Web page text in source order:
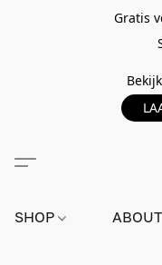
Gratis
SHOP